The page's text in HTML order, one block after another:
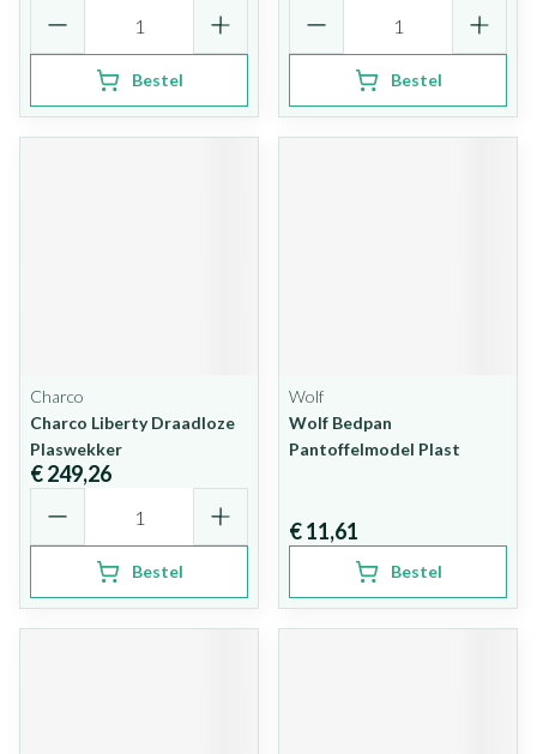
Bestel Bestel
Charco
Charco Liberty Draadloze
Plaswekker
€ 249,26
Bestel
Wolf
Wolf Bedpan
Pantoffelmodel Plast
€ 11,61
Bestel